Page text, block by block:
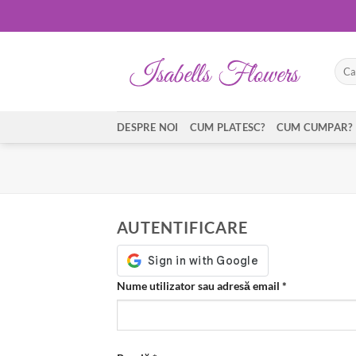
to
DESPRE NOI CUM PLATESC? CUM CUMPAR?
AUTENTIFICARE
Nume utilizator sau adresă email *